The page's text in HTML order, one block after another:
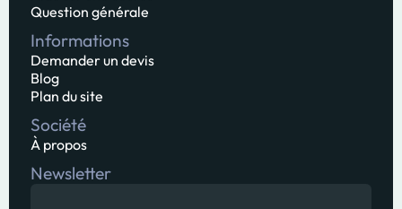
Question générale
Informations
Demander un devis
Blog
Plan du site
Société
À propos
Newsletter